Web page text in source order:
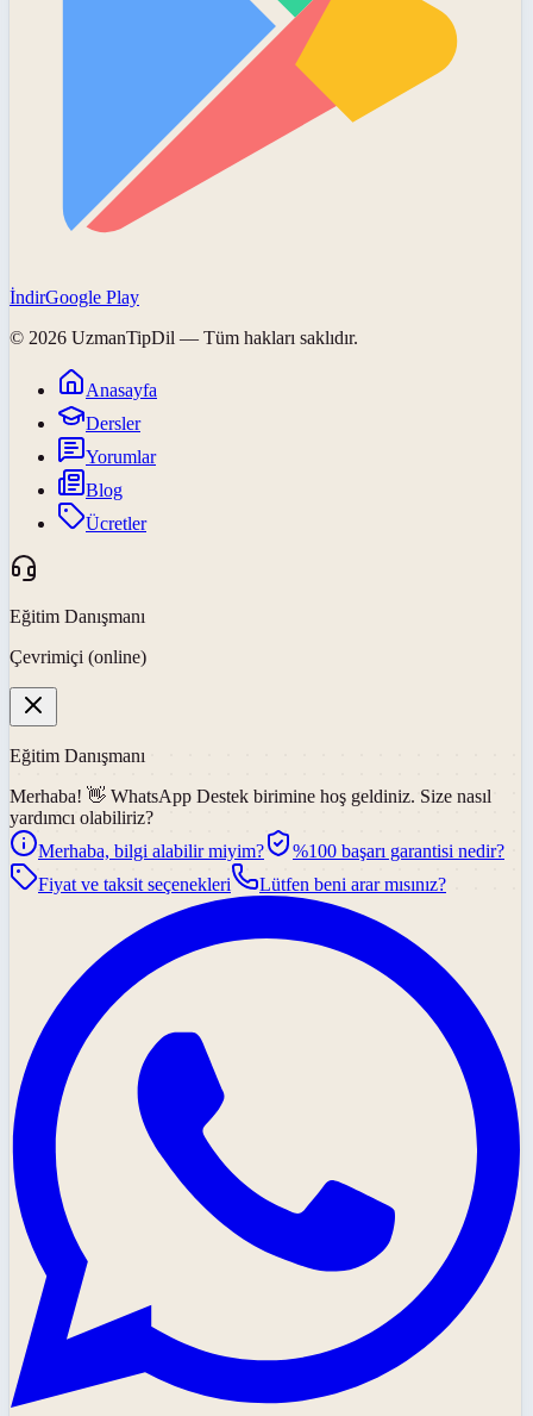
İndirGoogle Play
© 2026 UzmanTipDil — Tüm hakları saklıdır.
Anasayfa
Dersler
Yorumlar
Blog
Ücretler
Eğitim Danışmanı
Çevrimiçi (online)
Eğitim Danışmanı
Merhaba! 👋 WhatsApp Destek birimine hoş geldiniz. Size nasıl
yardımcı olabiliriz?
Merhaba, bilgi alabilir miyim?
%100 başarı garantisi nedir?
Fiyat ve taksit seçenekleri
Lütfen beni arar mısınız?